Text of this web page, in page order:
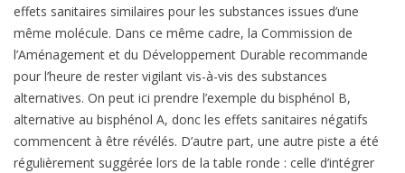
effets sanitaires similaires pour les substances issues d’une
même molécule. Dans ce même cadre, la Commission de
l’Aménagement et du Développement Durable recommande
pour l’heure de rester vigilant vis-à-vis des substances
alternatives. On peut ici prendre l’exemple du bisphénol B,
alternative au bisphénol A, donc les effets sanitaires négatifs
commencent à être révélés. D’autre part, une autre piste a été
régulièrement suggérée lors de la table ronde : celle d’intégrer